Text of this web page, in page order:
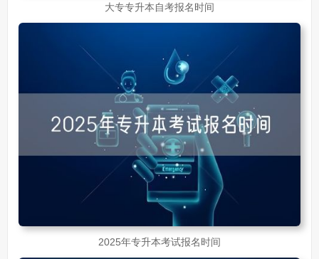
大专专升本自考报名时间
2025年专升本考试报名时间